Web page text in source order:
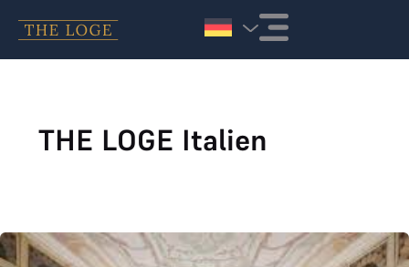
THE LOGE Italien
Villa Condulmer joined THE LOGE